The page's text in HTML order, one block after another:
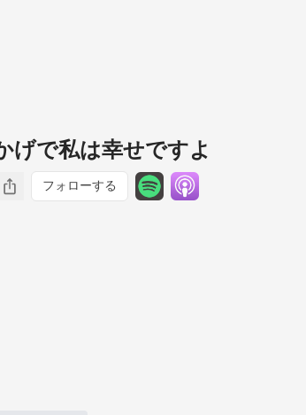
げで私は幸せですよ
フォローする